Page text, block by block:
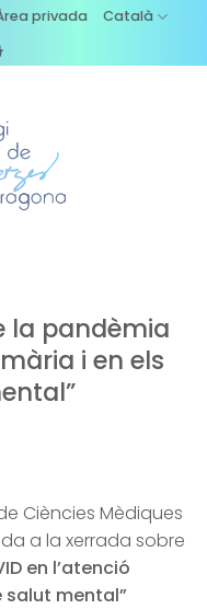
privada
Català
la pandèmia
i en els
Ciències Mèdiques
a la xerrada sobre
en l’atenció
salut mental”